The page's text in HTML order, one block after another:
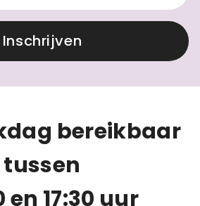
Inschrijven
bereikbaar
tussen
en 17:30 uur